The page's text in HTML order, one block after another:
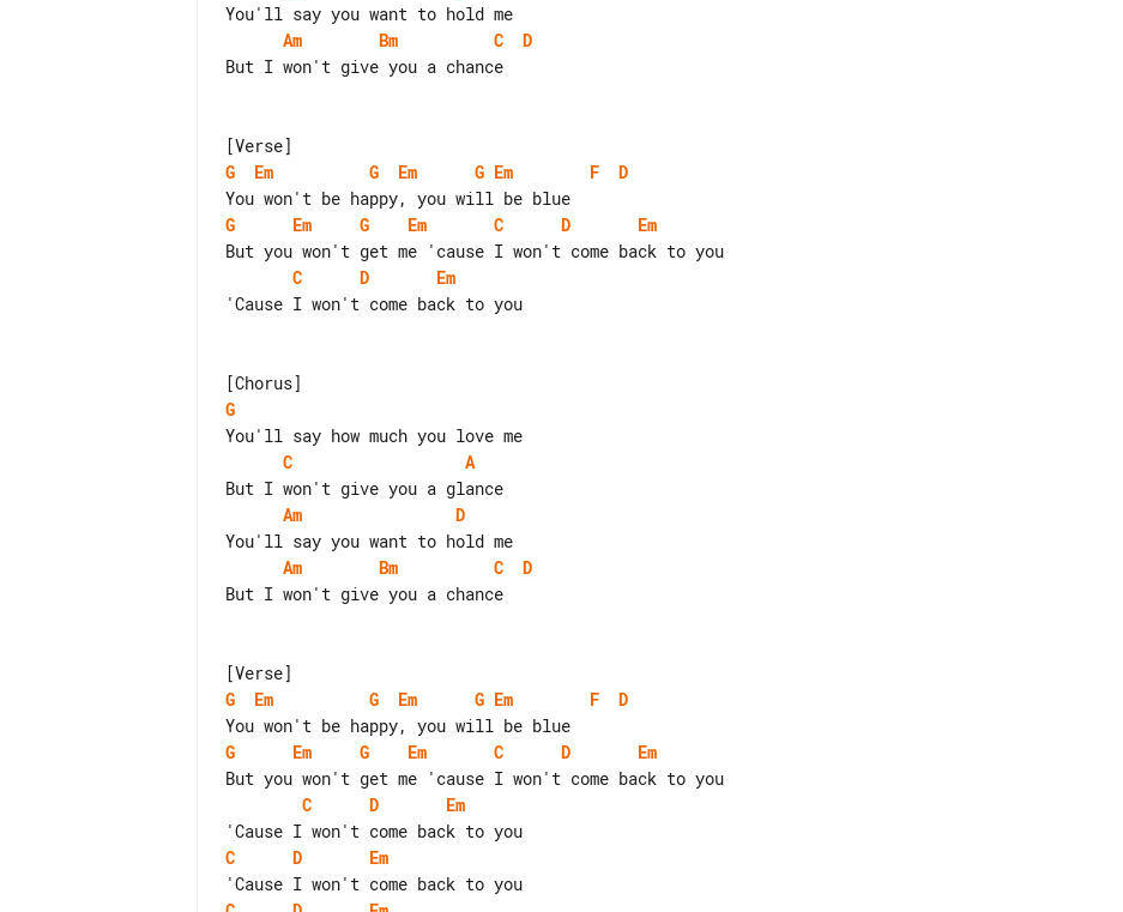
Am
Bm C
D
But I won't give you a chance
G
Em G Em G Em F
D
G
Em G Em C D
Em
C
D
Em
'Cause I won't come back to you
G
C
A
Am
D
Am
Bm C
D
But I won't give you a chance
G
Em G Em G Em F
D
G
Em G Em C D
Em
C
D
Em
C
D
Em